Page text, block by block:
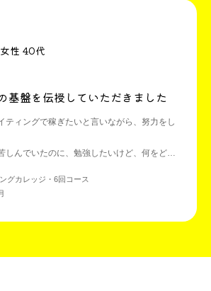
女性 40代
基盤を伝授していただきました
ティングで稼ぎたいと言いながら、努力をし
しんでいたのに、勉強したいけど、何をどう
グカレッジ・6回コース